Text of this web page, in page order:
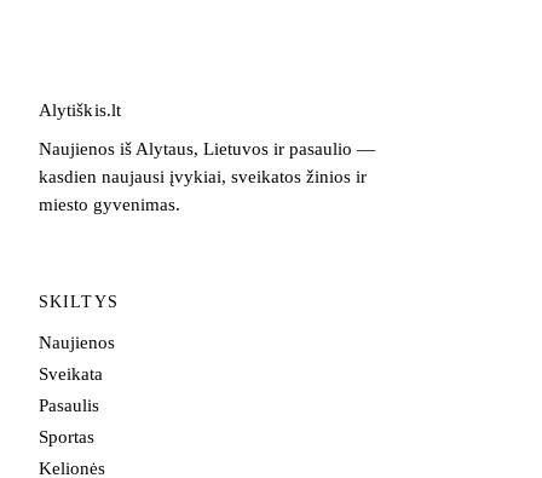
Alytiškis.lt
Naujienos iš Alytaus, Lietuvos ir pasaulio —
kasdien naujausi įvykiai, sveikatos žinios ir
miesto gyvenimas.
SKILTYS
Naujienos
Sveikata
Pasaulis
Sportas
Kelionės